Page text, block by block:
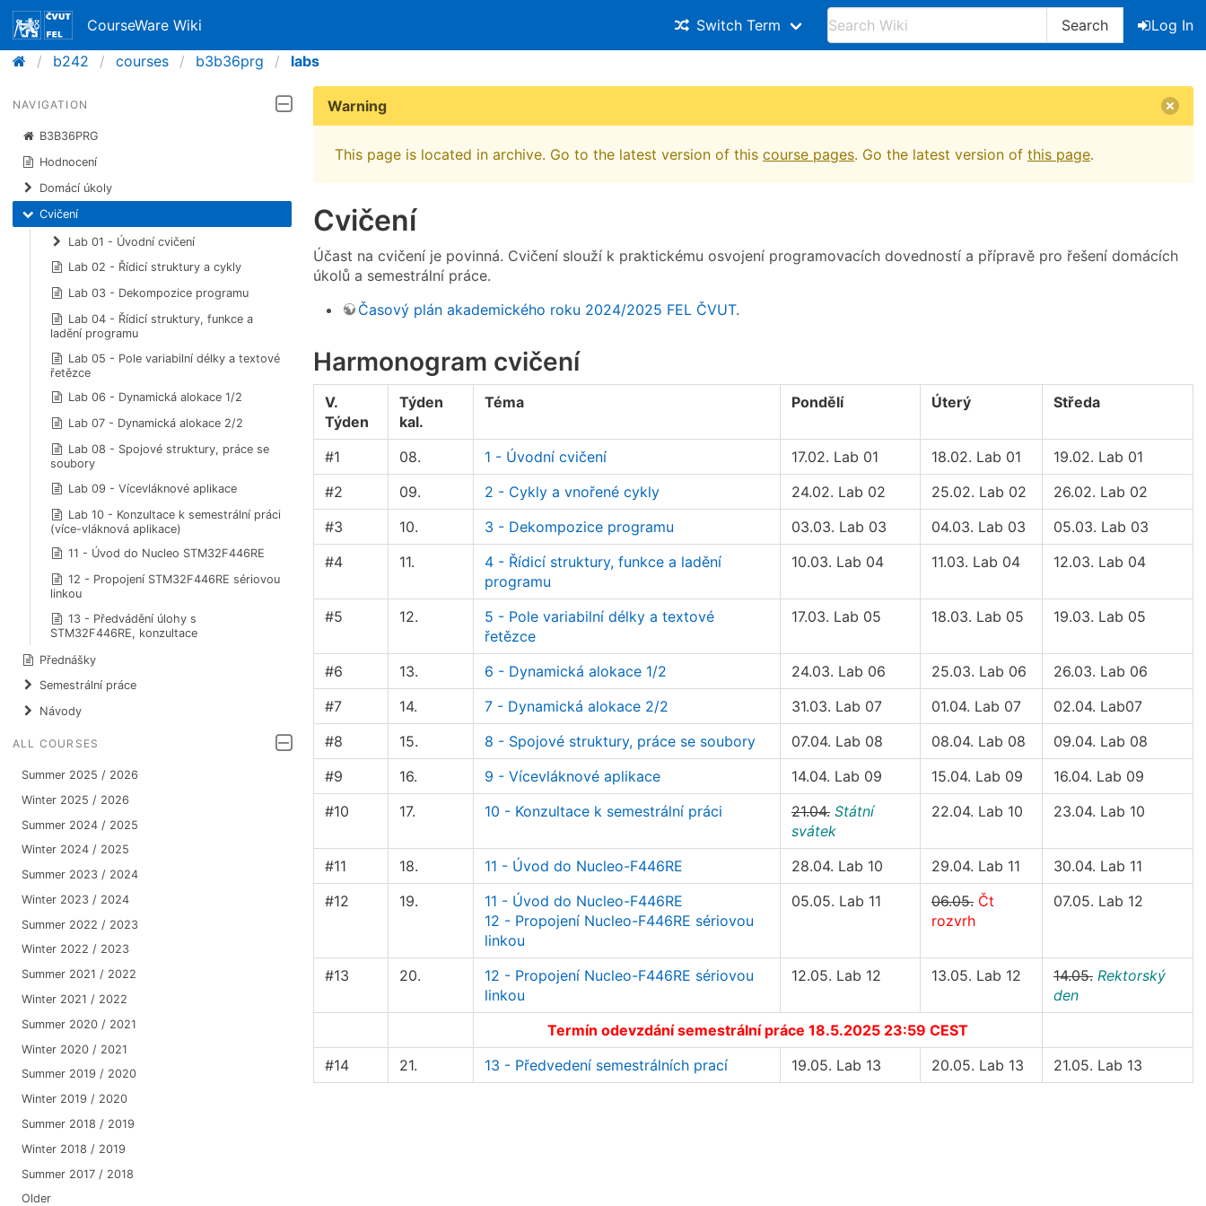
CourseWare Wiki Switch Term Search
Log In
b242
courses b3b36prg labs
NAVIGATION
B3B36PRG
Hodnocení
Domácí úkoly
Cvičení
Lab 01 - Úvodní cvičení
Lab 02 - Řídicí struktury a cykly
Lab 03 - Dekompozice programu
Lab 04 - Řídicí struktury, funkce a
ladění programu
Lab 05 - Pole variabilní délky a textové
řetězce
Lab 06 - Dynamická alokace 1/2
Lab 07 - Dynamická alokace 2/2
Lab 08 - Spojové struktury, práce se
soubory
Lab 09 - Vícevláknové aplikace
Lab 10 - Konzultace k semestrální práci
(více-vláknová aplikace)
11 - Úvod do Nucleo STM32F446RE
12 - Propojení STM32F446RE sériovou
linkou
13 - Předvádění úlohy s
STM32F446RE, konzultace
Přednášky
Semestrální práce
Návody
ALL COURSES
Summer 2025 / 2026
Winter 2025 / 2026
Summer 2024 / 2025
Winter 2024 / 2025
Summer 2023 / 2024
Winter 2023 / 2024
Summer 2022 / 2023
Winter 2022 / 2023
Summer 2021 / 2022
Winter 2021 / 2022
Summer 2020 / 2021
Winter 2020 / 2021
Summer 2019 / 2020
Winter 2019 / 2020
Summer 2018 / 2019
Winter 2018 / 2019
Summer 2017 / 2018
Older
Warning
This page is located in archive. Go to the latest version of this course pages. Go the latest version of this page.
Cvičení
Účast na cvičení je povinná. Cvičení slouží k praktickému osvojení programovacích dovedností a přípravě pro řešení domácích
úkolů a semestrální práce.
Časový plán akademického roku 2024/2025 FEL ČVUT.
Harmonogram cvičení
V.
Týden
Týden
kal.
Téma Pondělí Úterý Středa
#1 08. 1 - Úvodní cvičení 17.02. Lab 01 18.02. Lab 01
19.02. Lab 01
#2
09. 2 - Cykly a vnořené cykly 24.02. Lab 02 25.02. Lab 02
26.02. Lab 02
#3
10. 3 - Dekompozice programu 03.03. Lab 03 04.03. Lab 03
05.03. Lab 03
#4
11.
4 - Řídicí struktury, funkce a ladění
programu
10.03. Lab 04 11.03. Lab 04 12.03. Lab 04
#5 12.
5 - Pole variabilní délky a textové
řetězce
17.03. Lab 05 18.03. Lab 05 19.03. Lab 05
#6 13. 6 - Dynamická alokace 1/2 24.03. Lab 06 25.03. Lab 06
26.03. Lab 06
#7
14. 7 - Dynamická alokace 2/2 31.03. Lab 07 01.04. Lab 07
02.04. Lab07
#8
15. 8 - Spojové struktury, práce se soubory 07.04. Lab 08 08.04. Lab 08
09.04. Lab 08
#9
16. 9 - Vícevláknové aplikace 14.04. Lab 09 15.04. Lab 09
16.04. Lab 09
#10
17. 10 - Konzultace k semestrální práci 21.04. Státní
svátek
22.04. Lab 10 23.04. Lab 10
#11 18. 11 - Úvod do Nucleo-F446RE 28.04. Lab 10 29.04. Lab 11
30.04. Lab 11
#12
19.
11 - Úvod do Nucleo-F446RE
12 - Propojení Nucleo-F446RE sériovou
linkou
05.05. Lab 11 06.05. Čt
rozvrh
07.05. Lab 12
#13 20.
12 - Propojení Nucleo-F446RE sériovou
linkou
12.05. Lab 12 13.05. Lab 12 14.05. Rektorský
den
Termín odevzdání semestrální práce 18.5.2025 23:59 CEST
#14
21. 13 - Předvedení semestrálních prací 19.05. Lab 13 20.05. Lab 13 21.05. Lab 13